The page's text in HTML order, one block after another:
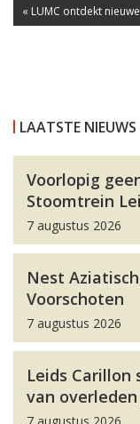
« LUMC ontdekt
LAATSTE NIEUWS
Voorlopig
Stoomtrein
7 augustus 2026
Nest
Voorschoten
7 augustus 2026
Leids Carillon
van